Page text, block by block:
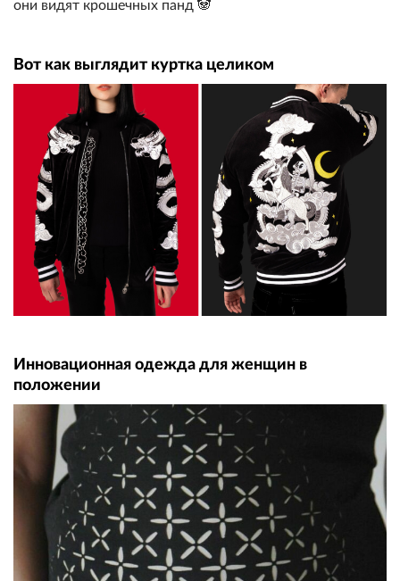
они видят крошечных панд 🐼
Вот как выглядит куртка целиком
Инновационная одежда для женщин в
положении